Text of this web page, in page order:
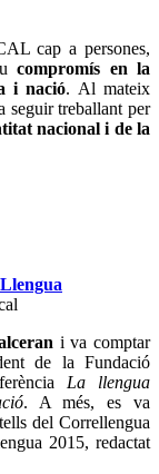
cap a persones,
compromís en la
i nació. Al mateix
seguir treballant per
nacional i de la
i va comptar
de la Fundació
La llengua
. A més, es va
del Correllengua
2015, redactat